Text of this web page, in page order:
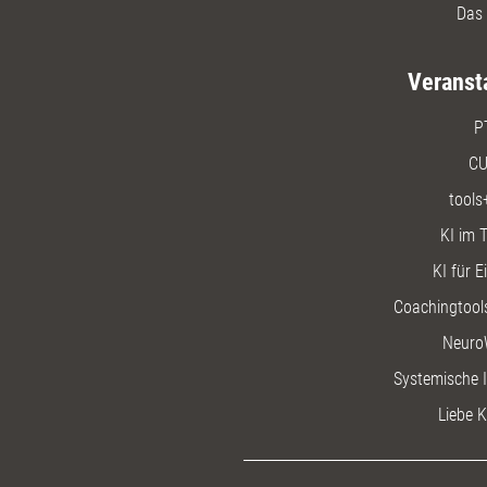
KI im
KI für
Systemische
Liebe